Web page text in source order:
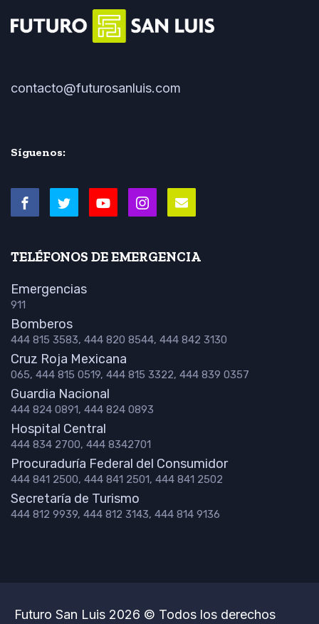
contacto@futurosanluis.com
Síguenos:
TELÉFONOS DE EMERGENCIA
Emergencias
911
Bomberos
444 815 3583, 444 820 8544, 444 842 3130
Cruz Roja Mexicana
065, 444 815 0519, 444 815 3322, 444 839 0357
Guardia Nacional
444 824 0891, 444 824 0893
Hospital Central
444 834 2700, 444 8342701
Procuraduría Federal del Consumidor
444 841 2500, 444 841 2501, 444 841 2502
Secretaría de Turismo
444 812 9939, 444 812 3143, 444 814 9136
Futuro San Luis 2026 © Todos los derechos